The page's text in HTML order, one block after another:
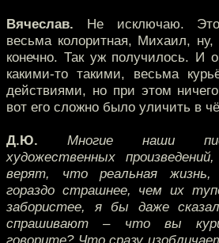
Вячеслав. Не исключаю. Это
весьма колоритная, Михаил,
конечно. Так уж получилось. И
какими-то такими, весьма
действиями, но при этом
вот его сложно было уличить в
Д.Ю. Многие наши
художественных
верят, что реальная жизнь,
гораздо страшнее, чем их
забористее, я бы даже
спрашивают – что вы